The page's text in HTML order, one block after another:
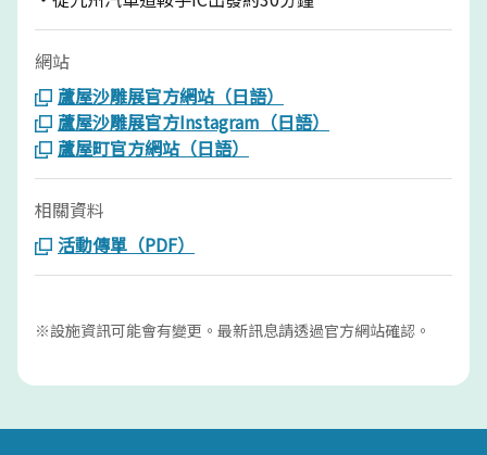
網站
蘆屋沙雕展官方網站（日語）
蘆屋沙雕展官方Instagram（日語）
蘆屋町官方網站（日語）
相關資料
活動傳單（PDF）
※設施資訊可能會有變更。最新訊息請透過官方網站確認。